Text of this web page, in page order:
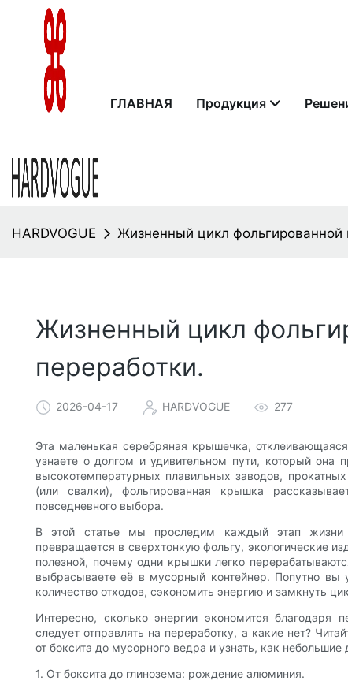
ГЛАВНАЯ Продукция
HARDVOGUE Жизненный цикл фольгированной
Жизненный цикл
переработки.
2026-04-17 HARDVOGUE 277
Эта маленькая серебряная крышечка,
узнаете о долгом и удивительном пути, который
высокотемпературных плавильных заводов,
(или свалки), фольгированная крышка
повседневного выбора.
В этой статье мы проследим каждый этап жизни
превращается в сверхтонкую фольгу,
полезной, почему одни крышки легко
выбрасываете её в мусорный контейнер. Попутно вы
количество отходов, сэкономить энергию и замкнуть
Интересно, сколько энергии экономится благодаря
следует отправлять на переработку, а какие нет?
от боксита до мусорного ведра и узнать, как небольшие
1. От боксита до глинозема: рождение алюминия.